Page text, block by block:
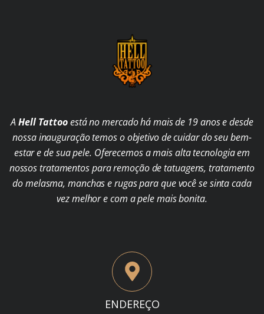
AHell Tattooestá no mercado há mais de 19 anos e desde
nossa inauguração temos o objetivo de cuidar do seu bem-
estar e de sua pele. Oferecemos a mais alta tecnologia em
nossos tratamentos para remoção de tatuagens, tratamento
do melasma, manchas e rugas para que você se sinta cada
vez melhor e com a pele mais bonita.
ENDEREÇO